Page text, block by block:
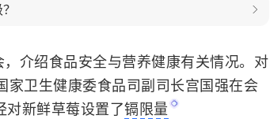
介绍食品安全与营养健康有关情况。对
家卫生健康委食品司副司长宫国强在会
对新鲜草莓设置了镉限量